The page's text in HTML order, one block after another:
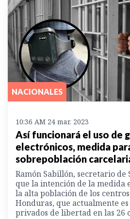
NACIONALES
10:36 AM 24 mar. 2023
Así funcionará el uso de
electrónicos, medida
sobrepoblación
Ramón Sabillón, secretario
que la intención de la medida
la alta población de los
Honduras, que actualmente es
privados de libertad en las 26